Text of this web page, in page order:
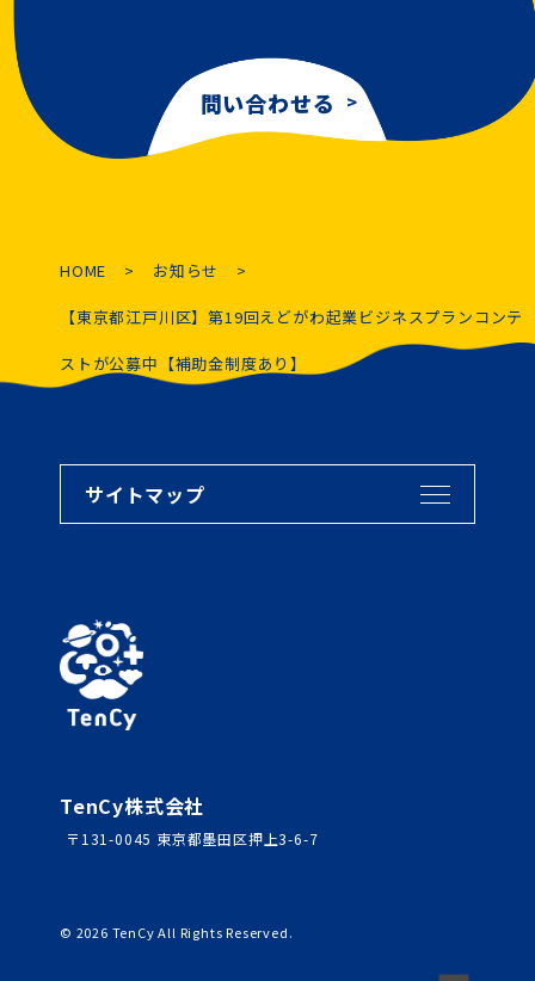
問い合わせる
HOME お知らせ
【東京都江戸川区】第19回えどがわ起業ビジネスプランコンテ
ストが公募中【補助金制度あり】
サイトマップ
TenCy株式会社
〒131-0045 東京都墨田区押上3-6-7
© 2026 TenCy All Rights Reserved.